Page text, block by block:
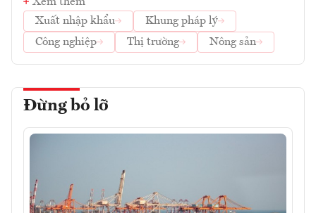
Xuất nhập khẩu
Khung pháp lý
Công nghiệp
Thị trường Nông sản
Đừng bỏ lỡ